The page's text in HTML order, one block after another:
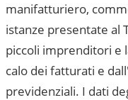
manifatturiero,
istanze presentate al
piccoli imprenditori e
calo dei fatturati e
previdenziali. I dati